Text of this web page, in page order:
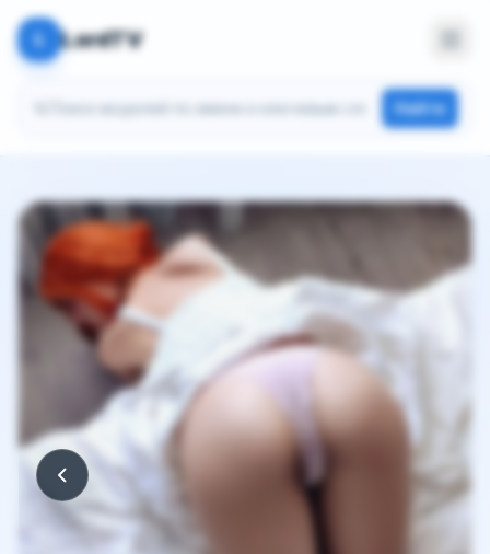
L LordTV
Найти